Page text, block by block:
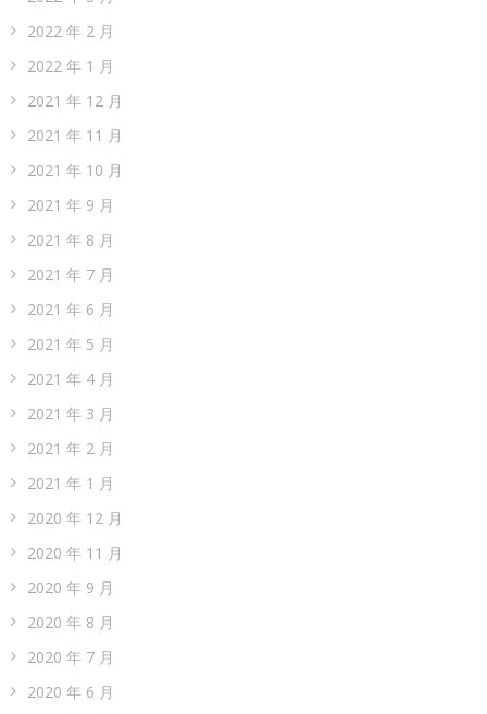
2022 年 2 月
2022 年 1 月
2021 年 12 月
2021 年 11 月
2021 年 10 月
2021 年 9 月
2021 年 8 月
2021 年 7 月
2021 年 6 月
2021 年 5 月
2021 年 4 月
2021 年 3 月
2021 年 2 月
2021 年 1 月
2020 年 12 月
2020 年 11 月
2020 年 9 月
2020 年 8 月
2020 年 7 月
2020 年 6 月